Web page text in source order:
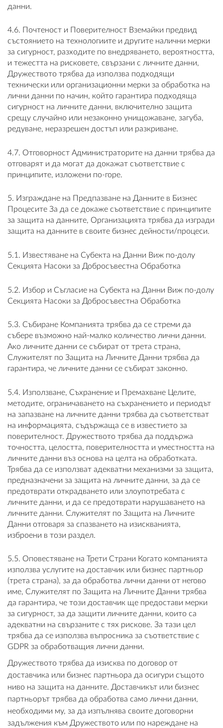
данни.
4.6. Почтеност и Поверителност Вземайки предвид
състоянието на технологиите и другите налични мерки
за сигурност, разходите по внедряването, вероятността,
и тежестта на рисковете, свързани с личните данни,
Дружеството трябва да използва подходящи
технически или организационни мерки за обработка на
лични данни по начин, който гарантира подходяща
сигурност на личните данни, включително защита
срещу случайно или незаконно унищожаване, загуба,
редуване, неразрешен достъп или разкриване.
4.7. Отговорност Администраторите на данни трябва да
отговарят и да могат да докажат съответствие с
принципите, изложени по-горе.
5. Изграждане на Предпазване на Данните в Бизнес
Процесите За да се докаже съответствие с принципите
за защита на данните, Организацията трябва да изгради
защита на данните в своите бизнес дейности/процеси.
5.1. Известяване на Субекта на Данни Виж по-долу
Секцията Насоки за Добросъвестна Обработка
5.2. Избор и Съгласие на Субекта на Данни Виж по-долу
Секцията Насоки за Добросъвестна Обработка
5.3. Събиране Компанията трябва да се стреми да
събере възможно най-малко количество лични данни.
Ако личните данни се събират от трета страна,
Служителят по Защита на Личните Данни трябва да
гарантира, че личните данни се събират законно.
5.4. Използване, Съхранение и Премахване Целите,
методите, ограничаването на съхранението и периодът
на запазване на личните данни трябва да съответстват
на информацията, съдържаща се в известието за
поверителност. Дружеството трябва да поддържа
точността, целостта, поверителността и уместността на
личните данни въз основа на целта на обработката.
Трябва да се използват адекватни механизми за защита,
предназначени за защита на личните данни, за да се
предотврати открадването или злоупотребата с
личните данни, и да се предотврати нарушаването на
личните данни. Служителят по Защита на Личните
Данни отговаря за спазването на изискванията,
изброени в този раздел.
5.5. Оповестяване на Трети Страни Когато компанията
използва услугите на доставчик или бизнес партньор
(трета страна), за да обработва лични данни от негово
име, Служителят по Защита на Личните Данни трябва
да гарантира, че този доставчик ще предостави мерки
за сигурност, за да защити личните данни, които са
адекватни на свързаните с тях рискове. За тази цел
трябва да се използва въпросника за съответствие с
GDPR за обработващия лични данни.
Дружеството трябва да изисква по договор от
доставчика или бизнес партньора да осигури същото
ниво на защита на данните. Доставчикът или бизнес
партньорът трябва да обработва само лични данни,
необходими му, за да изпълнява своите договорни
задължения към Дружеството или по нареждане на